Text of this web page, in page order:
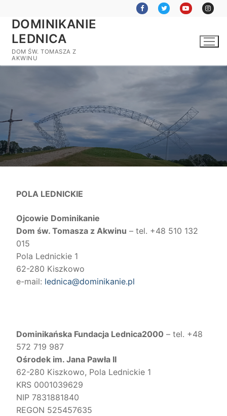
treściDOMINIKANIE
LEDNICA
DOM ŚW. TOMASZA Z
AKWINU
POLA LEDNICKIE
Ojcowie Dominikanie
Dom św. Tomasza z Akwinu – tel. +48 510 132
015
Pola Lednickie 1
62-280 Kiszkowo
e-mail: lednica@dominikanie.pl
Dominikańska Fundacja Lednica2000 – tel. +48
572 719 987
Ośrodek im. Jana Pawła II
62-280 Kiszkowo, Pola Lednickie 1
KRS 0001039629
NIP 7831881840
REGON 525457635